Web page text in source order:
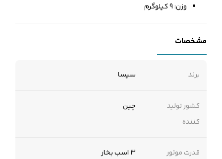
وزن: 9 کیلوگرم
مشخصات
برند سیسا
کشور تولید
کننده
چین
قدرت موتور 3 اسب بخار